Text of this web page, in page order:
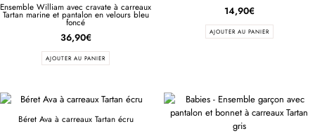
Ensemble William avec cravate à carreaux
Tartan marine et pantalon en velours bleu
foncé
36,90€
AJOUTER AU PANIER
14,90€
AJOUTER AU PANIER
Béret Ava à carreaux Tartan écru